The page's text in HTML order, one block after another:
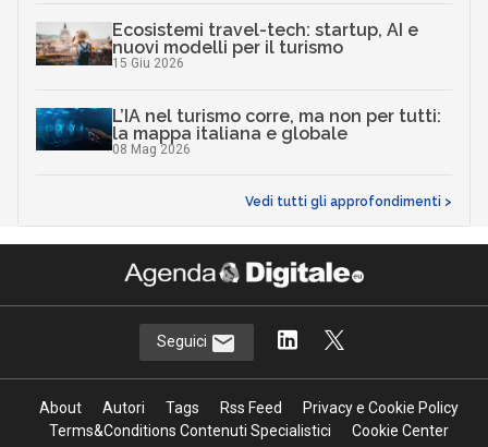
Ecosistemi travel-tech: startup, AI e
nuovi modelli per il turismo
15 Giu 2026
L’IA nel turismo corre, ma non per tutti:
la mappa italiana e globale
08 Mag 2026
Vedi tutti gli approfondimenti >
Seguici
About Autori Tags Rss Feed
Privacy e Cookie Policy
Terms&Conditions Contenuti Specialistici
Cookie Center